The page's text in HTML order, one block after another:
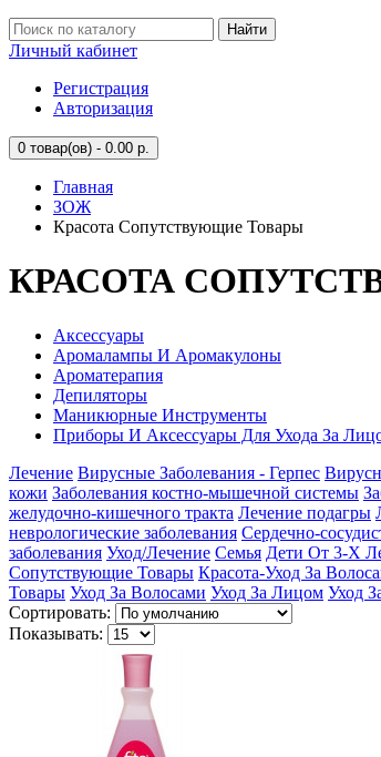
Найти
Личный кабинет
Регистрация
Авторизация
0 товар(ов) - 0.00 р.
Главная
ЗОЖ
Красота Сопутствующие Товары
КРАСОТА
Аксессуары
Аромалампы И Аромакулоны
Ароматерапия
Депиляторы
Маникюрные Инструменты
Приборы И Аксессуары Для Ухода За
Лечение Вирусные Заболевания - Герпес
кожи Заболевания костно-мышечной системы
желудочно-кишечного тракта Лечение подагры
неврологические заболевания Сердечно-
заболевания Уход/Лечение Семья Дети От 3-Х
Сопутствующие Товары Красота-Уход За
Товары Уход За Волосами Уход За Лицом Уход
Сортировать:
Показывать: